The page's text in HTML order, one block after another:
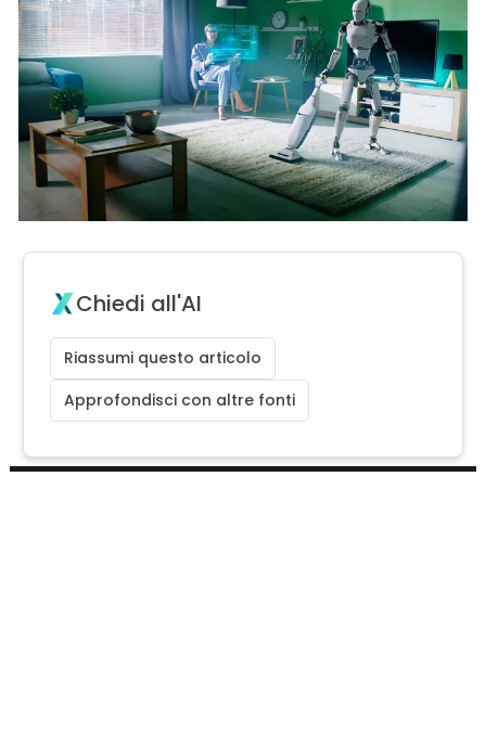
Chiedi all'AI
Riassumi questo articolo
Approfondisci con altre fonti